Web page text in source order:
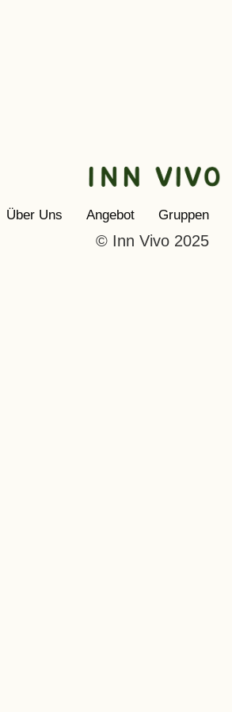
Über Uns Angebot Gruppen
© Inn Vivo 2025